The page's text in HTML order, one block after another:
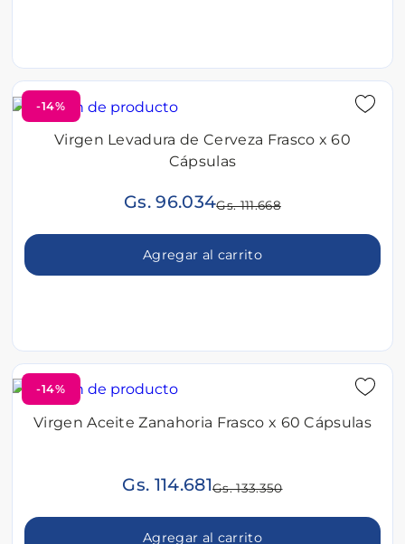
-14%
Virgen Levadura de Cerveza Frasco x 60
Cápsulas
Gs. 96.034Gs. 111.668
Agregar al carrito
-14%
Virgen Aceite Zanahoria Frasco x 60 Cápsulas
Gs. 114.681Gs. 133.350
Agregar al carrito